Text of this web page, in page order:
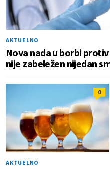
AKTUELNO
Nova nada u borbi
nije zabeležen nijedan
0
AKTUELNO